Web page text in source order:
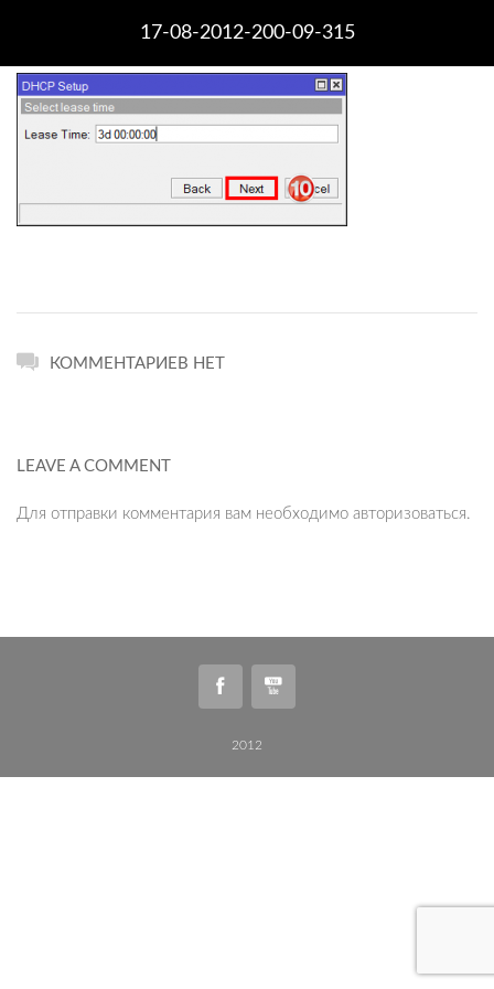
17-08-2012-200-09-315
КОММЕНТАРИЕВ НЕТ
LEAVE A COMMENT
Для отправки комментария вам необходимо авторизоваться.
2012